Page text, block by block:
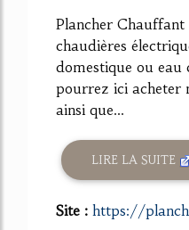
Plancher
chaudières
domestique ou eau
pourrez ici acheter
ainsi que...
LIRE LA SUITE
Site : https://